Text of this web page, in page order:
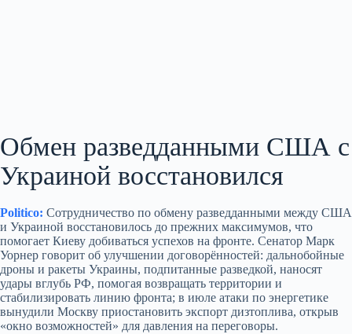
Обмен разведданными США с
Украиной восстановился
Politico: Сотрудничество по обмену разведданными между США
и Украиной восстановилось до прежних максимумов, что
помогает Киеву добиваться успехов на фронте. Сенатор Марк
Уорнер говорит об улучшении договорённостей: дальнобойные
дроны и ракеты Украины, подпитанные разведкой, наносят
удары вглубь РФ, помогая возвращать территории и
стабилизировать линию фронта; в июле атаки по энергетике
вынудили Москву приостановить экспорт дизтоплива, открыв
«окно возможностей» для давления на переговоры.